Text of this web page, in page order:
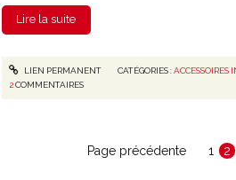
Lire la suite
LIEN PERMANENT CATÉGORIES :ACCESSOIRES
2COMMENTAIRES
Page précédente 1 2